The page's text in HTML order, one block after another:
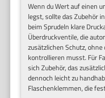
Wenn du Wert auf einen
legst, sollte das Zubehör
beim Sprudeln klare
Überdruckventile, die
zusätzlichen Schutz,
kontrollieren musst. Für
sich Zubehör, das
dennoch leicht zu
Flaschenklemmen, die